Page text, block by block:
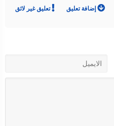
إضافة تعليق تعليق غير لائق